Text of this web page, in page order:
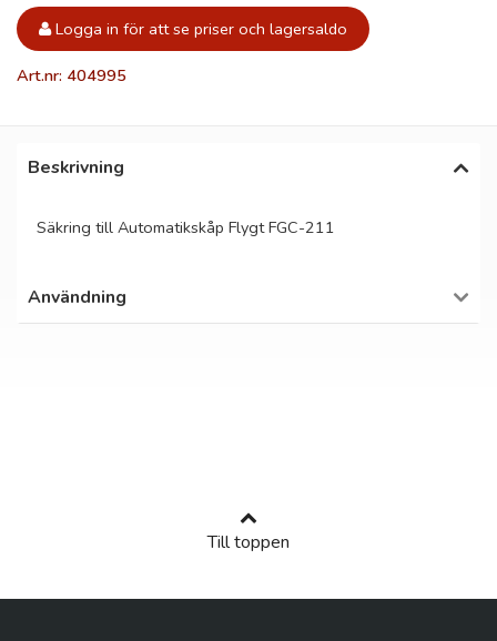
Logga in för att se priser och lagersaldo
Art.nr: 404995
Beskrivning
Säkring till Automatikskåp Flygt FGC-211
Användning
Till toppen